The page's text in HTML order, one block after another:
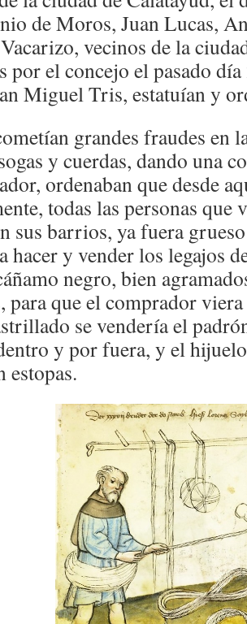
de Moros, Juan Lucas,
vecinos de la
por el concejo el pasado
Miguel Tris, estatuían y
grandes fraudes en
y cuerdas, dando una
ordenaban que desde
todas las personas que
sus barrios, ya fuera
hacer y vender los legajos
negro, bien
para que el comprador
se vendería el
y por fuera, y el
estopas.